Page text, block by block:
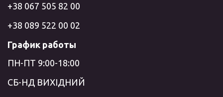
+38 067 505 82 00
+38 089 522 00 02
График работы
ПН-ПТ 9:00-18:00
СБ-НД ВИХІДНИЙ